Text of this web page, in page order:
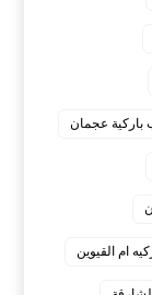
باركية عجمان
ام القيوين